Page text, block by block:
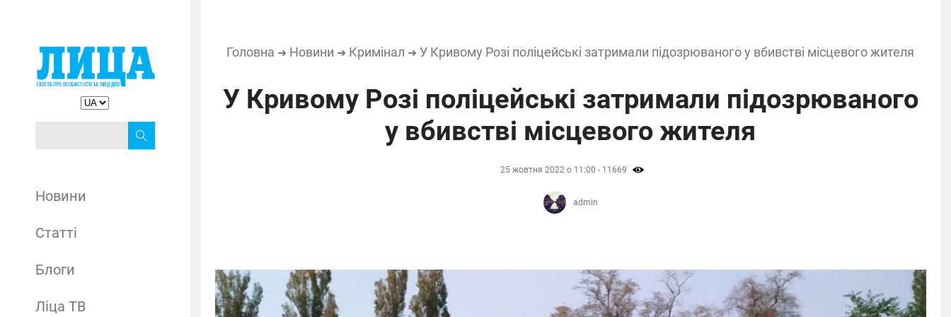
Новини
Статті
Блоги
Ліца ТВ
Головна ➜ Новини ➜ Кримінал ➜ У Кривому Розі поліцейські затримали підозрюваного у вбивстві місцевого жителя
У Кривому Розі поліцейські затримали підозрюваного
у вбивстві місцевого жителя
25 жовтня 2022 о 11:00 - 11669
admin